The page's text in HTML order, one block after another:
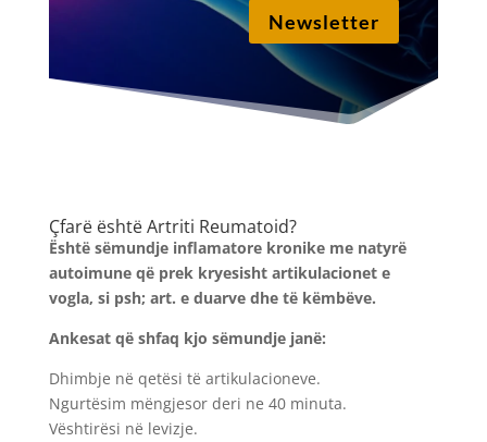
Newsletter
Çfarë është Artriti Reumatoid?
Është sëmundje inflamatore kronike me natyrë
autoimune që prek kryesisht artikulacionet e
vogla, si psh; art. e duarve dhe të këmbëve.
Ankesat që shfaq kjo sëmundje janë:
Dhimbje në qetësi të artikulacioneve.
Ngurtësim mëngjesor deri ne 40 minuta.
Vështirësi në levizje.